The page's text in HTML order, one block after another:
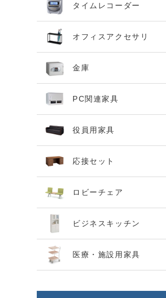
タイムレコーダー
オフィスアクセサリ
金庫
PC関連家具
役員用家具
応接セット
ロビーチェア
ビジネスキッチン
医療・施設用家具